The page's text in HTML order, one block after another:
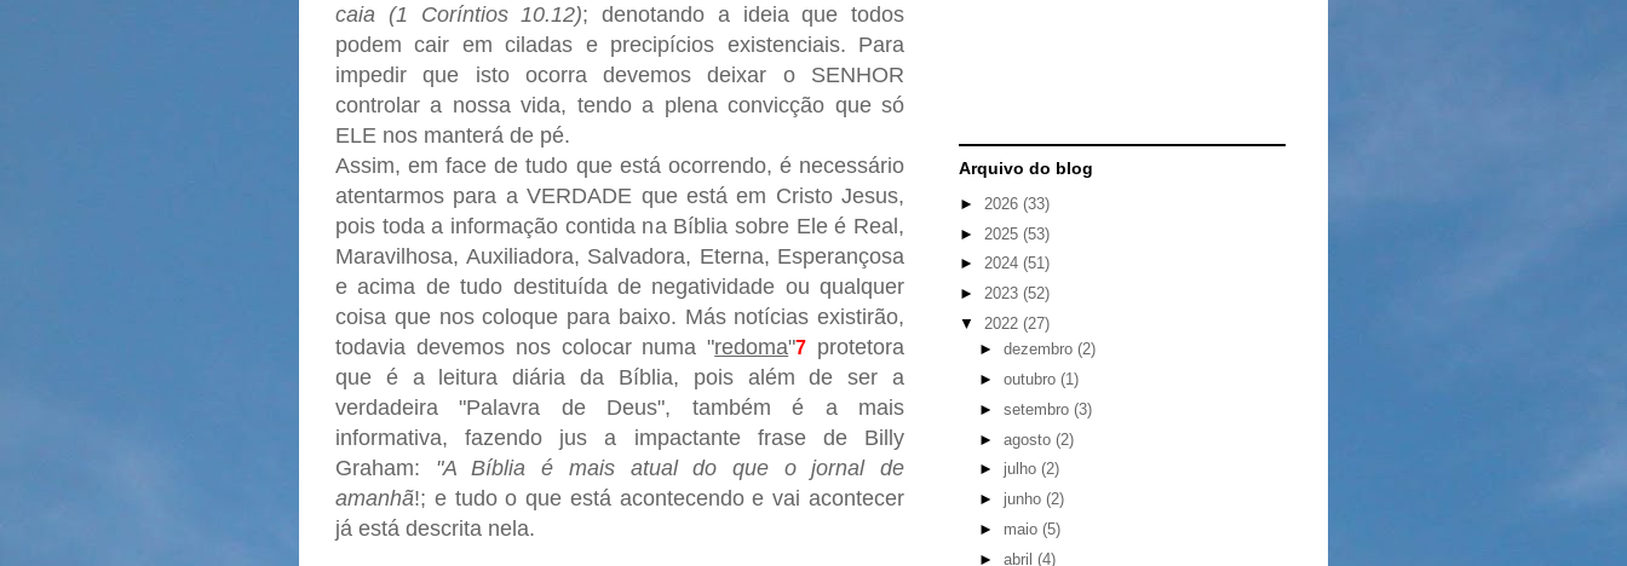
caia (1 Coríntios 10.12); denotando a ideia que todos
podem cair em ciladas e precipícios existenciais. Para
impedir que isto ocorra devemos deixar o SENHOR
controlar a nossa vida, tendo a plena convicção que só
ELE nos manterá de pé.
Assim, em face de tudo que está ocorrendo, é necessário
atentarmos para a VERDADE que está em Cristo Jesus,
pois toda a informação contida na Bíblia sobre Ele é Real,
Maravilhosa, Auxiliadora, Salvadora, Eterna, Esperançosa
e acima de tudo destituída de negatividade ou qualquer
coisa que nos coloque para baixo. Más notícias existirão,
todavia devemos nos colocar numa "redoma"7 protetora
que é a leitura diária da Bíblia, pois além de ser a
verdadeira "Palavra de Deus", também é a mais
informativa, fazendo jus a impactante frase de Billy
Graham: "A Bíblia é mais atual do que o jornal de
amanhã!; e tudo o que está acontecendo e vai acontecer
já está descrita nela.
Arquivo do blog
► 2026 (33)
► 2025 (53)
► 2024 (51)
► 2023 (52)
▼ 2022 (27)
► dezembro (2)
► outubro (1)
► setembro (3)
► agosto (2)
► julho (2)
► junho (2)
► maio (5)
► abril (4)